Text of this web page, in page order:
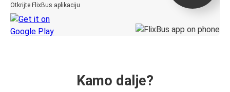
Otkrijte FlixBus aplikaciju
Kamo dalje?